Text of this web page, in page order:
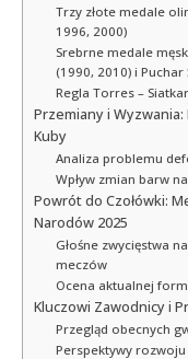
Trzy złote medale
1996, 2000)
Srebrne medale
(1990, 2010) i Puchar
Regla Torres –
Przemiany i
Kuby
Analiza problemu
Wpływ zmian barw
Powrót do Czołówki:
Narodów 2025
Głośne zwycięstwa
meczów
Ocena aktualnej
Kluczowi Zawodnicy i
Przegląd obecnych
Perspektywy rozwoju